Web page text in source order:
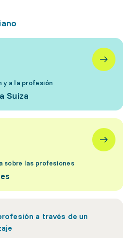
y a la profesión
Suiza
sobre las profesiones
a través de un